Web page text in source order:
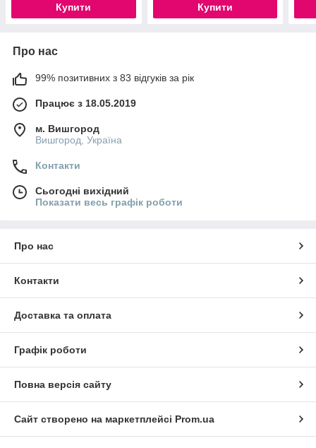
Купити Купити
Про нас
99% позитивних з 83 відгуків за рік
Працює з 18.05.2019
м. Вишгород
Вишгород, Україна
Контакти
Сьогодні вихідний
Показати весь графік роботи
Про нас
Контакти
Доставка та оплата
Графік роботи
Повна версія сайту
Сайт створено на маркетплейсі Prom.ua